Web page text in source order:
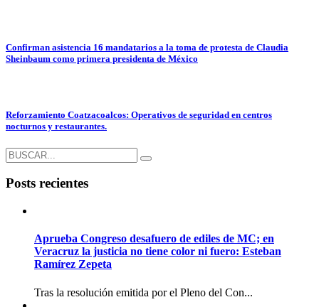
Confirman asistencia 16 mandatarios a la toma de protesta de Claudia
Sheinbaum como primera presidenta de México
Reforzamiento Coatzacoalcos: Operativos de seguridad en centros
nocturnos y restaurantes.
Posts recientes
Aprueba Congreso desafuero de ediles de MC; en
Veracruz la justicia no tiene color ni fuero: Esteban
Ramírez Zepeta
Tras la resolución emitida por el Pleno del Con...